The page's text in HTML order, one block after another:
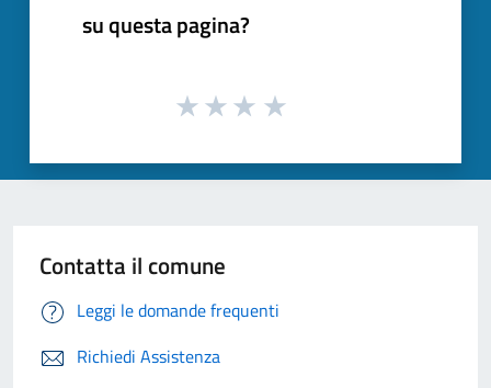
su questa pagina?
Contatta il comune
Leggi le domande frequenti
Richiedi Assistenza